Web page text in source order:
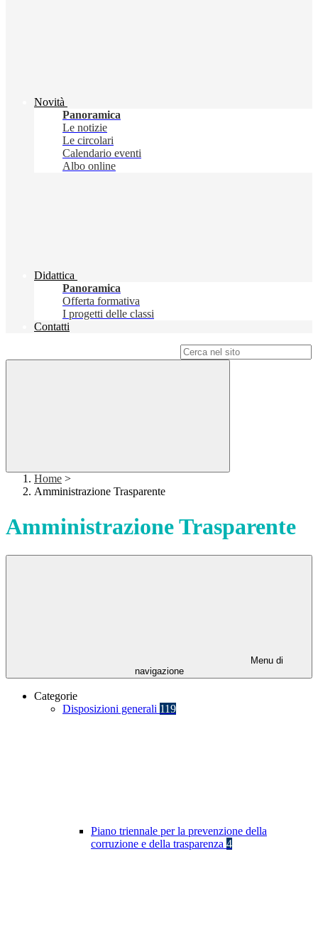
Novità
Panoramica
Le notizie
Le circolari
Calendario eventi
Albo online
Didattica
Panoramica
Offerta formativa
I progetti delle classi
Contatti
Home >
Amministrazione Trasparente
Amministrazione Trasparente
Menu di
navigazione
Categorie
Disposizioni generali 119
Piano triennale per la prevenzione della
corruzione e della trasparenza 4